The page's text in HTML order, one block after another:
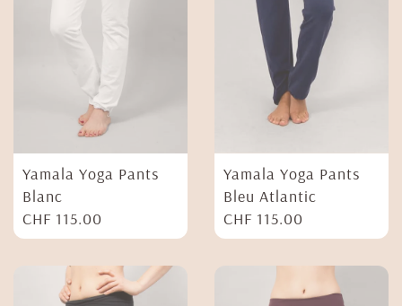
Yamala Yoga Pants
Blanc
CHF 115.00
Yamala Yoga Pants
Bleu Atlantic
CHF 115.00